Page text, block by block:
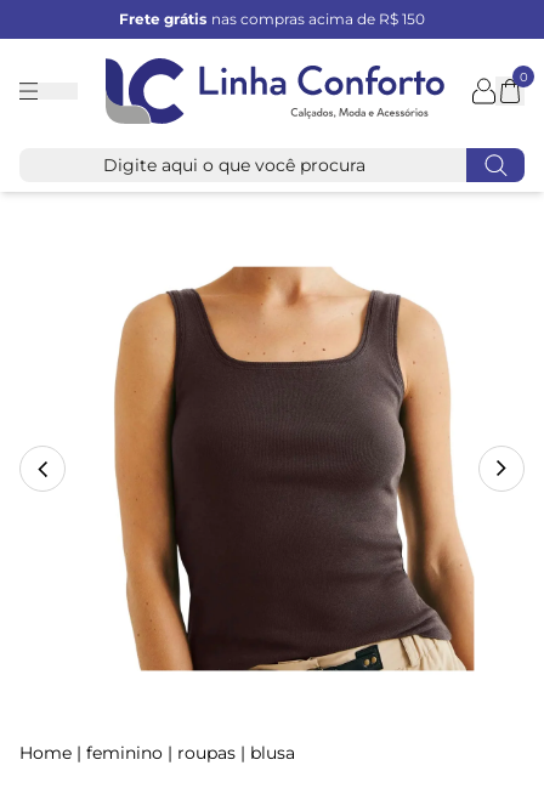
Frete grátis nas compras acima de R$ 150
Linha
0
Home | feminino | roupas | blusa